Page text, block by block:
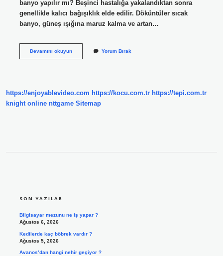
banyo yapılır mı? Beşinci hastalığa yakalandıktan sonra
genellikle kalıcı bağışıklık elde edilir. Döküntüler sıcak
banyo, güneş ışığına maruz kalma ve artan…
Devamını okuyun5
Yorum Bırak
https://enjoyablevideo.com https://kocu.com.tr https://tepi.com.tr
knight online nttgame Sitemap
SON YAZILAR
Bilgisayar mezunu ne iş yapar ?
Ağustos 6, 2026
Kedilerde kaç böbrek vardır ?
Ağustos 5, 2026
Avanos’dan hangi nehir geçiyor ?